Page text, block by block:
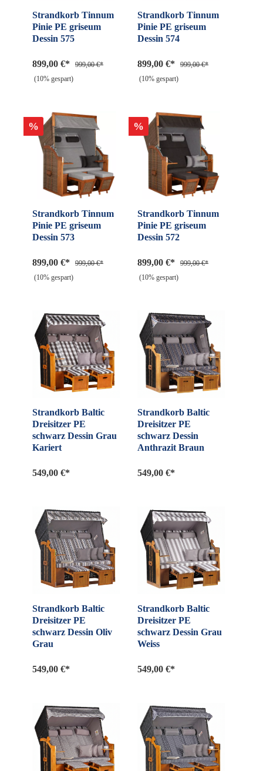
Strandkorb Tinnum
Pinie PE griseum
Dessin 575
899,00 €*
999,00 €*
(10% gespart)
Strandkorb Tinnum
Pinie PE griseum
Dessin 574
899,00 €*
999,00 €*
(10% gespart)
%
Strandkorb Tinnum
Pinie PE griseum
Dessin 573
899,00 €*
999,00 €*
(10% gespart)
%
Strandkorb Tinnum
Pinie PE griseum
Dessin 572
899,00 €*
999,00 €*
(10% gespart)
Strandkorb Baltic
Dreisitzer PE
schwarz Dessin Grau
Kariert
549,00 €*
Strandkorb Baltic
Dreisitzer PE
schwarz Dessin
Anthrazit Braun
549,00 €*
Strandkorb Baltic
Dreisitzer PE
schwarz Dessin Oliv
Grau
549,00 €*
Strandkorb Baltic
Dreisitzer PE
schwarz Dessin Grau
Weiss
549,00 €*